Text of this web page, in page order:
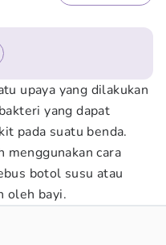
upaya yang dilakukan
yang dapat
pada suatu benda.
menggunakan cara
botol susu atau
oleh bayi.